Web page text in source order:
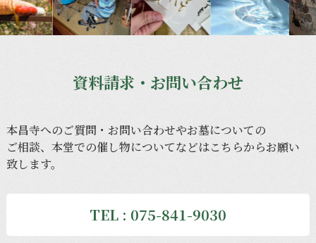
資料請求・お問い合わせ
本昌寺へのご質問・ お問い合わせやお墓についての
ご相談、 本堂での催し物についてなどはこちらからお願い
致します。
TEL : 075-841-9030